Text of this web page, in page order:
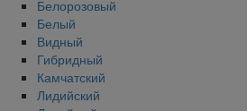
Белорозовый
Белый
Видный
Гибридный
Камчатский
Лидийский